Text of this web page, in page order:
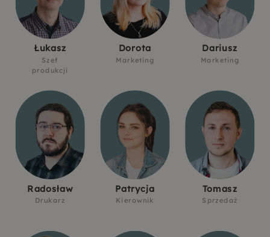
Łukasz
Szef
produkcji
Dorota
Marketing
Dariusz
Marketing
Radosław
Drukarz
Patrycja
Kierownik
Tomasz
Sprzedaż